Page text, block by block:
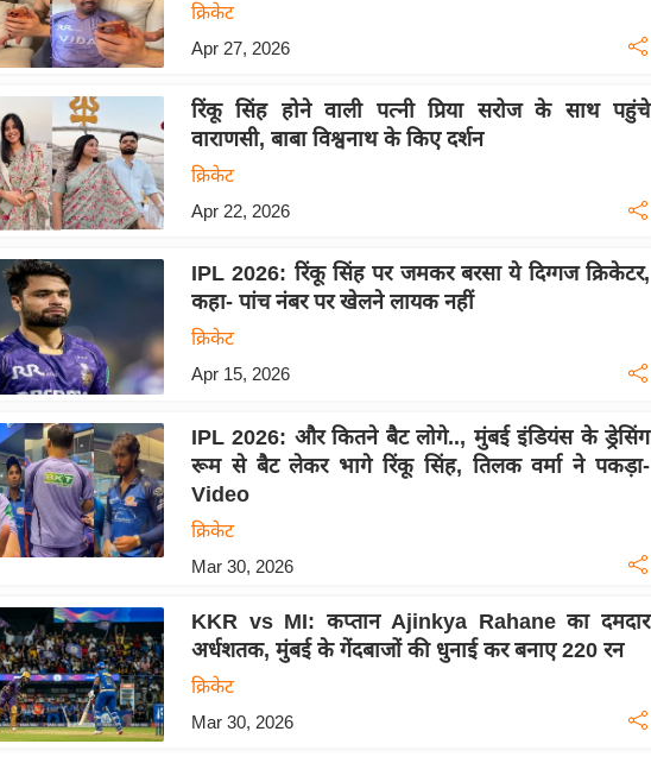
क्रिकेट
Apr 27, 2026
रिंकू सिंह होने वाली पत्नी प्रिया सरोज के साथ पहुंचे
वाराणसी, बाबा विश्वनाथ के किए दर्शन
क्रिकेट
Apr 22, 2026
IPL 2026: रिंकू सिंह पर जमकर बरसा ये दिग्गज क्रिकेटर,
कहा- पांच नंबर पर खेलने लायक नहीं
क्रिकेट
Apr 15, 2026
IPL 2026: और कितने बैट लोगे.., मुंबई इंडियंस के ड्रेसिंग
रूम से बैट लेकर भागे रिंकू सिंह, तिलक वर्मा ने पकड़ा-
Video
क्रिकेट
Mar 30, 2026
KKR vs MI: कप्तान Ajinkya Rahane का दमदार
अर्धशतक, मुंबई के गेंदबाजों की धुनाई कर बनाए 220 रन
क्रिकेट
Mar 30, 2026